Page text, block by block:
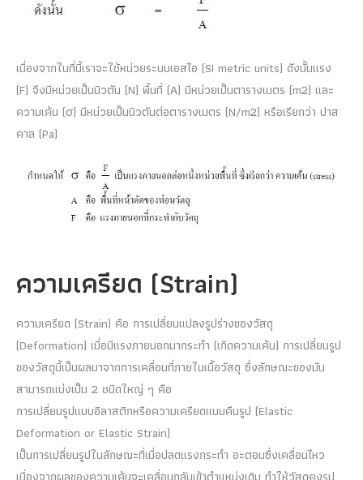
เนื่องจากในที่นี้เราจะใช้หน่วยระบบเอสไอ (SI metric units) ดังนั้นแรง
(F) จึงมีหน่วยเป็นนิวตัน (N) พื้นที่ (A) มีหน่วยเป็นตารางเมตร (m2) และ
ความเค้น (σ) มีหน่วยเป็นนิวตันต่อตารางเมตร (N/m2) หรือเรียกว่า ปาส
คาล (Pa)
ความเครียด (Strain)
ความเครียด (Strain) คือ การเปลี่ยนแปลงรูปร่างของวัสดุ
(Deformation) เมื่อมีแรงภายนอกมากระทำ (เกิดความเค้น) การเปลี่ยนรูป
ของวัสดุนี้เป็นผลมาจากการเคลื่อนที่ภายในเนื้อวัสดุ ซึ่งลักษณะของมัน
สามารถแบ่งเป็น 2 ชนิดใหญ่ ๆ คือ
การเปลี่ยนรูปแบบอิลาสติกหรือความเครียดแบบคืนรูป (Elastic
Deformation or Elastic Strain)
เป็นการเปลี่ยนรูปในลักษณะที่เมื่อปลดแรงกระทำ อะตอมซึ่งเคลื่อนไหว